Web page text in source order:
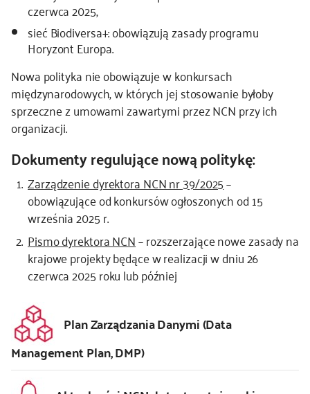
czerwca 2025,
sieć Biodiversa+: obowiązują zasady programu
Horyzont Europa.
Nowa polityka nie obowiązuje w konkursach
międzynarodowych, w których jej stosowanie byłoby
sprzeczne z umowami zawartymi przez NCN przy ich
organizacji.
Dokumenty regulujące nową politykę:
Zarządzenie dyrektora NCN nr 39/2025–
obowiązujące od konkursów ogłoszonych od 15
września 2025 r.
Pismo dyrektora NCN– rozszerzające nowe zasady na
krajowe projekty będące w realizacji w dniu 26
czerwca 2025 roku lub później
Plan Zarządzania Danymi (Data
Management Plan, DMP)